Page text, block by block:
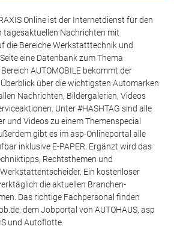
Online ist der Internetdienst für den
tagesaktuellen Nachrichten mit
die Bereiche Werkstatttechnik und
eine Datenbank zum Thema
AUTOMOBILE bekommt der
über die wichtigsten Automarken
Nachrichten, Bildergalerien, Videos
Unter #HASHTAG sind alle
und Videos zu einem Themenspecial
gibt es im asp-Onlineportal alle
inklusive E-PAPER. Ergänzt wird das
Rechtsthemen und
Ein kostenloser
die aktuellen Branchen-
Das richtige Fachpersonal finden
dem Jobportal von AUTOHAUS, asp
und Autoflotte.